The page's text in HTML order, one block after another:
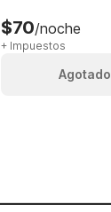
$70/noche
+ Impuestos
Agotado